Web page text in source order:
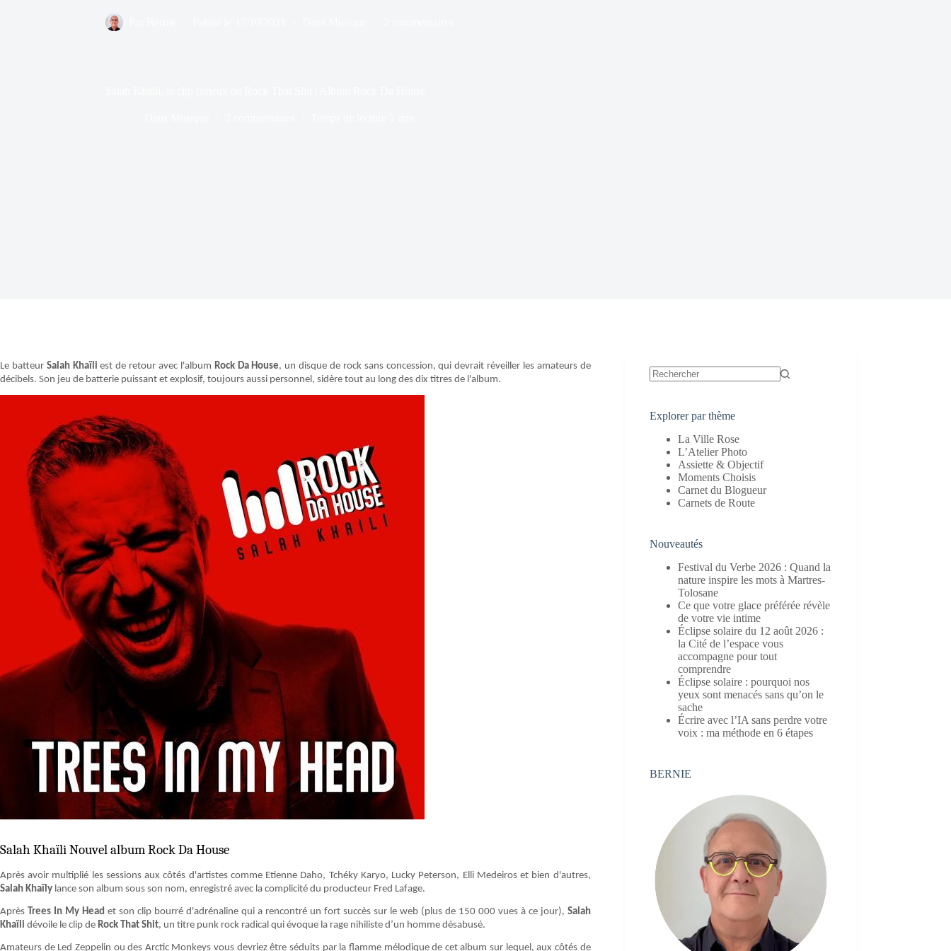
Le batteur Salah Khaïli est de retour avec l'album Rock Da House, un disque de rock sans concession, qui devrait réveiller les amateurs de
décibels. Son jeu de batterie puissant et explosif, toujours aussi personnel, sidère tout au long des dix titres de l'album.
Salah Khaïli Nouvel album Rock Da House
Après avoir multiplié les sessions aux côtés d'artistes comme Etienne Daho, Tchéky Karyo, Lucky Peterson, Elli Medeiros et bien d'autres,
Salah Khaïly lance son album sous son nom, enregistré avec la complicité du producteur Fred Lafage.
Après Trees In My Head et son clip bourré d'adrénaline qui a rencontré un fort succès sur le web (plus de 150 000 vues à ce jour), Salah
Khaïli dévoile le clip de Rock That Shit, un titre punk rock radical qui évoque la rage nihiliste d’un homme désabusé.
Amateurs de Led Zeppelin ou des Arctic Monkeys vous devriez être séduits par la flamme mélodique de cet album sur lequel, aux côtés de
Explorer par thème
La Ville Rose
L’Atelier Photo
Assiette & Objectif
Moments Choisis
Carnet du Blogueur
Carnets de Route
Nouveautés
Festival du Verbe 2026 : Quand la
nature inspire les mots à Martres-
Tolosane
Ce que votre glace préférée révèle
de votre vie intime
Éclipse solaire du 12 août 2026 :
la Cité de l’espace vous
accompagne pour tout
comprendre
Éclipse solaire : pourquoi nos
yeux sont menacés sans qu’on le
sache
Écrire avec l’IA sans perdre votre
voix : ma méthode en 6 étapes
BERNIE